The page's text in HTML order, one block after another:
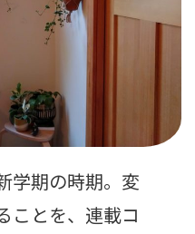
学期の時期。変
ことを、連載コ